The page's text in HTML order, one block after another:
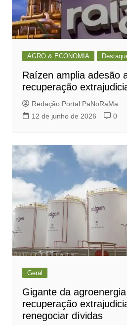
AGRO & ECONOMIA
Raízen amplia adesão
recuperação
Redação Portal PaNoRaMa
12 de junho de 2026
0
Geral
Gigante da
recuperação
renegociar dívidas